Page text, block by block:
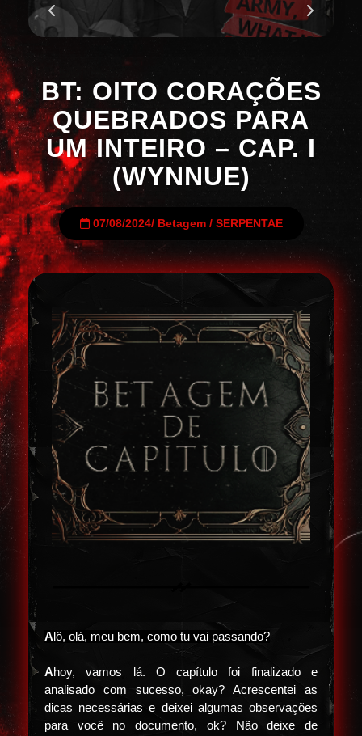
BT: OITO CORAÇÕES
QUEBRADOS PARA
UM INTEIRO – CAP. I
(WYNNUE)
07/08/2024/ Betagem/ SERPENTAE
A lô, olá, meu bem, como tu vai passando?
Ahoy, vamos lá. O capítulo foi finalizado e
analisado com sucesso, okay? Acrescentei as
dicas necessárias e deixei algumas observações
para você no documento, ok? Não deixe de